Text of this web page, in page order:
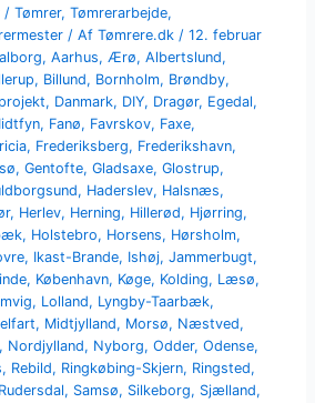
/Tømrer,Tømrerarbejde,
/ AfTømrere.dk/12. februar
,Aarhus,Ærø,Albertslund,
, Billund, Bornholm, Brøndby,
, Danmark, DIY, Dragør, Egedal,
, Fanø, Favrskov, Faxe,
, Frederiksberg, Frederikshavn,
,Gentofte,Gladsaxe,Glostrup,
, Haderslev, Halsnæs,
, Herlev, Herning, Hillerød, Hjørring,
, Holstebro, Horsens, Hørsholm,
, Ikast-Brande, Ishøj,Jammerbugt,
, København, Køge, Kolding, Læsø,
, Lolland, Lyngby-Taarbæk,
, Midtjylland, Morsø, Næstved,
, Nordjylland, Nyborg,Odder,Odense,
, Rebild, Ringkøbing-Skjern, Ringsted,
Rudersdal, Samsø, Silkeborg, Sjælland,